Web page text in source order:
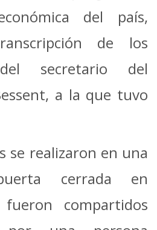
del país,
de los
secretario del
a la que tuvo
se realizaron en una
cerrada en
compartidos